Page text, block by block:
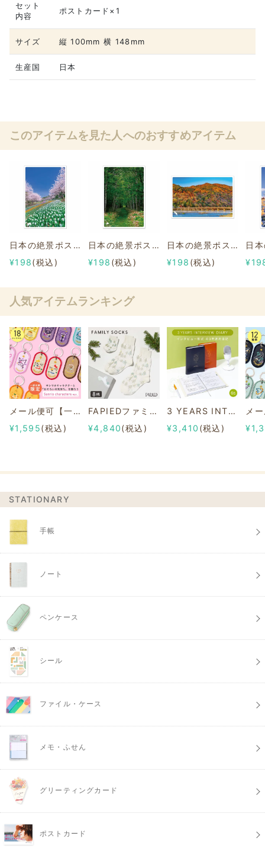
セット
内容
ポストカード×1
サイズ 縦 100mm 横 148mm
生産国 日本
このアイテムを見た人へのおすすめアイテム
日本の絶景ポストカード ～春～ 火の山公園/山口
¥198(税込)
日本の絶景ポストカード ～夏～ 旧幌加駅跡/北海道
¥198 (税込)
日本の絶景ポストカード ～秋～ 嵐山/京都
¥198 (税込)
人気アイテムランキング
メール便可【一部店舗限定】2/8b PAIR KEY RING Sanrio characters ver.
¥1,595(税込)
FAPIEDファミリーソックスセット 総柄
¥4,840(税込)
3 YEARS INTERVIEW DIARY
¥3,410 (税込)
STATIONARY
手帳
ノート
ペンケース
シール
ファイル・ケース
メモ・ふせん
グリーティングカード
ポストカード